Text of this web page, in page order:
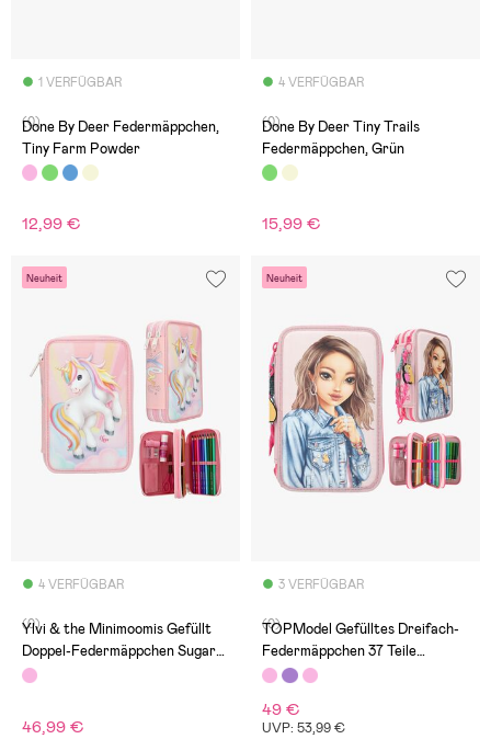
1 VERFÜGBAR
(0)
Done By Deer Federmäppchen,
Tiny Farm Powder
12,99 €
4 VERFÜGBAR
(0)
Done By Deer Tiny Trails
Federmäppchen, Grün
15,99 €
Neuheit
4 VERFÜGBAR
(0)
Ylvi & the Minimoomis Gefüllt
Doppel-Federmäppchen Sugar
Pop
46,99 €
Neuheit
3 VERFÜGBAR
(0)
TOPModel Gefülltes Dreifach-
Federmäppchen 37 Teile
Capybara
49 €
UVP: 53,99 €